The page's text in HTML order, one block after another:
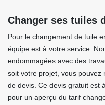
Changer ses tuiles
Pour le changement de tuile
équipe est à votre service.
endommagées avec des
soit votre projet, vous
de devis. Ce devis gratuit est
pour un aperçu du tarif